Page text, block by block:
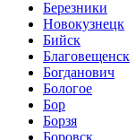
Березники
Новокузнецк
Бийск
Благовещенск
Богданович
Бологое
Бор
Борзя
Боровск